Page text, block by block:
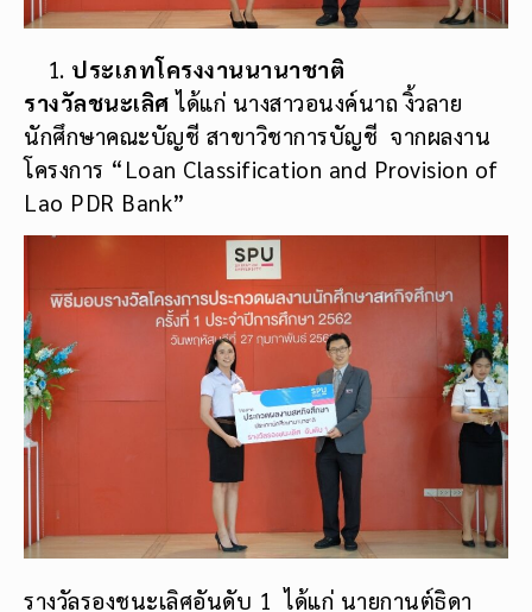
ประเภทโครงงานนานาชาติ
รางวัลชนะเลิศ ได้แก่ นางสาวอนงค์นาถ งิ้วลาย
นักศึกษาคณะบัญชี สาขาวิชาการบัญชี จากผลงาน
โครงการ “Loan Classification and Provision of
Lao PDR Bank”
รางวัลรองชนะเลิศอันดับ 1 ได้แก่ นายกานต์ธิดา